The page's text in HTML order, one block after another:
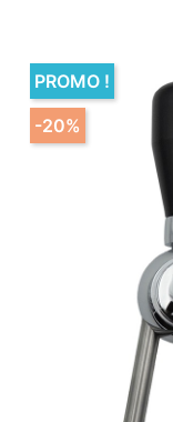
PROMO !
-20%